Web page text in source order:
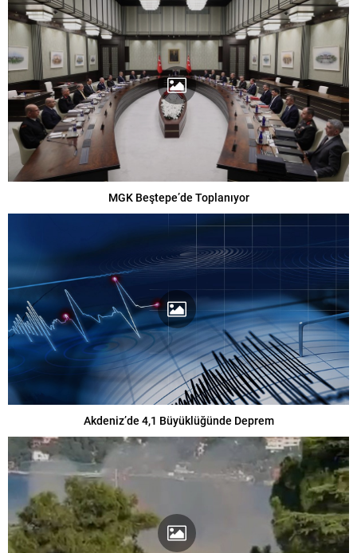
MGK Beştepe’de Toplanıyor
Akdeniz’de 4,1 Büyüklüğünde Deprem